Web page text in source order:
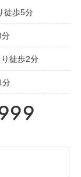
徒歩5分
分
徒歩2分
分